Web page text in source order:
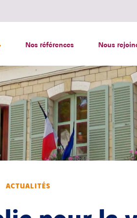
Nos références Nous
ACTUALITÉS